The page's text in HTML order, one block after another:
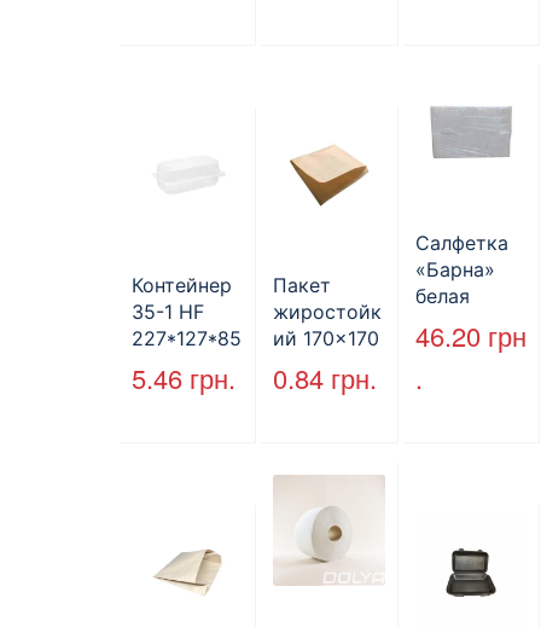
Контейнер
35-1 HF
227*127*85
мм
(1700мл)
5.46 грн.
Пакет
жиростойк
ий 170×170
мм, уголок,
коричневы
0.84 грн.
Салфетка
«Барна»
белая
PAPERO
500 шт (6/
46.20 грн
.